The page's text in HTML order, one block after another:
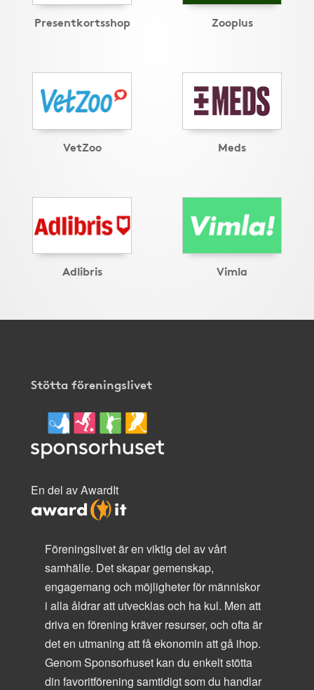
Presentkortsshop Zooplus
VetZoo Meds
Adlibris Vimla
Stötta föreningslivet
En del av AwardIt
Föreningslivet är en viktig del av vårt
samhälle. Det skapar gemenskap,
engagemang och möjligheter för människor
i alla åldrar att utvecklas och ha kul. Men att
driva en förening kräver resurser, och ofta är
det en utmaning att få ekonomin att gå ihop.
Genom Sponsorhuset kan du enkelt stötta
din favoritförening samtidigt som du handlar